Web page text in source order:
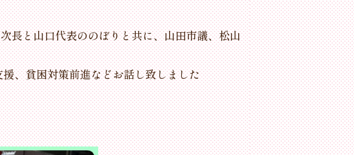
長と山口代表ののぼりと共に、山田市議、松山
、貧困対策前進などお話し致しました